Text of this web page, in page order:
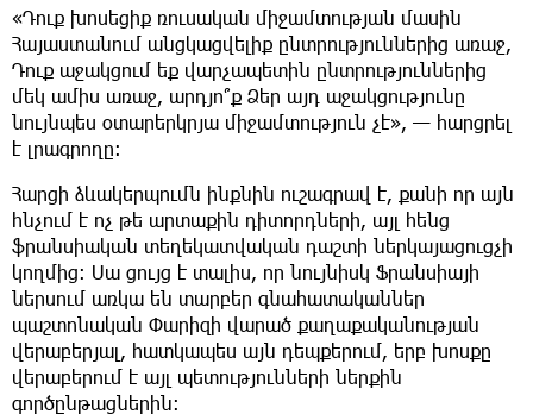
«Դուք խոսեցիք ռուսական միջամտության մասին
Հայաստանում անցկացվելիք ընտրություններից առաջ,
Դուք աջակցում եք վարչապետին ընտրություններից
մեկ ամիս առաջ, արդյո՞ք Ձեր այդ աջակցությունը
նույնպես օտարերկրյա միջամտություն չէ», — հարցրել
է լրագրողը։
Հարցի ձևակերպումն ինքնին ուշագրավ է, քանի որ այն
հնչում է ոչ թե արտաքին դիտորդների, այլ հենց
ֆրանսիական տեղեկատվական դաշտի ներկայացուցչի
կողմից։ Սա ցույց է տալիս, որ նույնիսկ Ֆրանսիայի
ներսում առկա են տարբեր գնահատականներ
պաշտոնական Փարիզի վարած քաղաքականության
վերաբերյալ, հատկապես այն դեպքերում, երբ խոսքը
վերաբերում է այլ պետությունների ներքին
գործընթացներին։